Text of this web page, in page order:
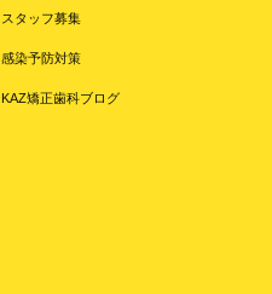
スタッフ募集
感染予防対策
KAZ矯正歯科ブログ